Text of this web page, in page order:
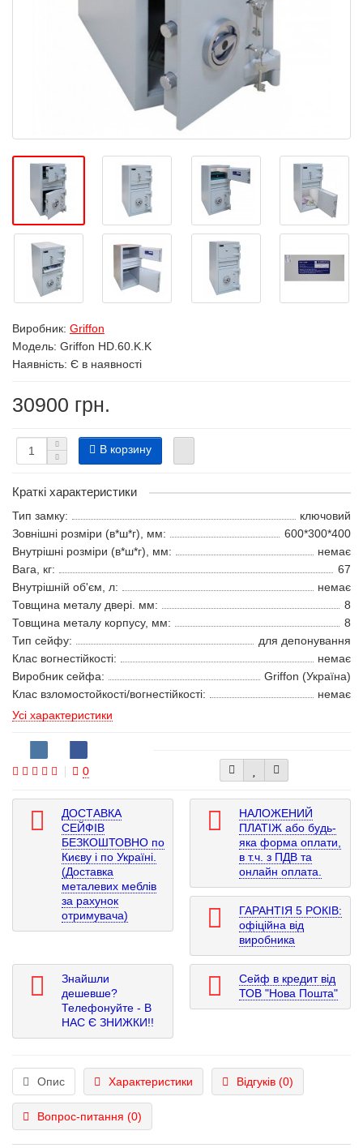
Виробник: Griffon
Модель: Griffon HD.60.K.K
Наявність: Є в наявності
30900 грн.
В корзину
Краткі характеристики
Тип замку:
ключовий
Зовнішні розміри (в*ш*г), мм:
600*300*400
Внутрішні розміри (в*ш*г), мм:
немає
Вага, кг:
67
Внутрішній об'єм, л:
немає
Товщина металу двері. мм:
8
Товщина металу корпусу, мм:
8
Тип сейфу:
для депонування
Клас вогнестійкості:
немає
Виробник сейфа:
Griffon (Україна)
Клас взломостойкості/вогнестійкості:
немає
Усі характеристики
0
ДОСТАВКА
СЕЙФІВ
БЕЗКОШТОВНО по
Києву і по Україні.
(Доставка
металевих меблів
за рахунок
отримувача)
НАЛОЖЕНИЙ
ПЛАТІЖ або будь-
яка форма оплати,
в т.ч. з ПДВ та
онлайн оплата.
ГАРАНТІЯ 5 РОКІВ:
офіційна від
виробника
Знайшли
дешевше?
Телефонуйте - В
НАС Є ЗНИЖКИ!!
Сейф в кредит від
ТОВ "Нова Пошта"
Опис Характеристики Відгуків (0)
Вопрос-питання (0)